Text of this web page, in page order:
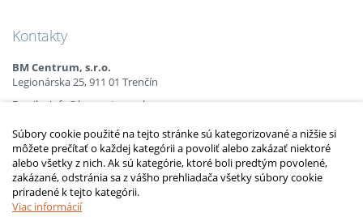
Kontakty
BM Centrum, s.r.o.
Legionárska 25, 911 01 Trenčín
Email: info@bmcentrum.sk
+421 (0)910 385 238
+421 (0)949 152 774
2010 – 2014 © Copyrightopatrovatelsky-kurz.sk
Upraviť nastavenia Cookies
Súbory cookie použité na tejto stránke sú kategorizované a nižšie si
môžete prečítať o každej kategórii a povoliť alebo zakázať niektoré
alebo všetky z nich. Ak sú kategórie, ktoré boli predtým povolené,
zakázané, odstránia sa z vášho prehliadača všetky súbory cookie
priradené k tejto kategórii.
Viac informácií